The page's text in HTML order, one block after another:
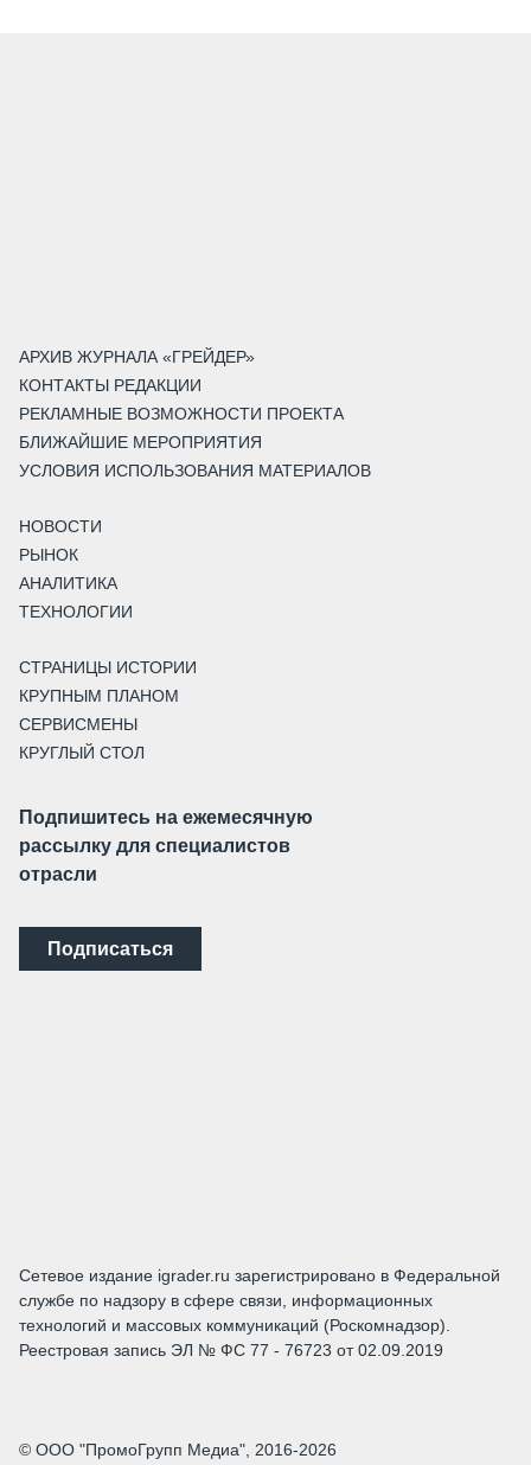
АРХИВ ЖУРНАЛА «ГРЕЙДЕР»
КОНТАКТЫ РЕДАКЦИИ
РЕКЛАМНЫЕ ВОЗМОЖНОСТИ ПРОЕКТА
БЛИЖАЙШИЕ МЕРОПРИЯТИЯ
УСЛОВИЯ ИСПОЛЬЗОВАНИЯ МАТЕРИАЛОВ
НОВОСТИ
РЫНОК
АНАЛИТИКА
ТЕХНОЛОГИИ
СТРАНИЦЫ ИСТОРИИ
КРУПНЫМ ПЛАНОМ
СЕРВИСМЕНЫ
КРУГЛЫЙ СТОЛ
Подпишитесь на ежемесячную
рассылку для специалистов
отрасли
Подписаться
Сетевое издание igrader.ru зарегистрировано в Федеральной
службе по надзору в сфере связи, информационных
технологий и массовых коммуникаций (Роскомнадзор).
Реестровая запись ЭЛ № ФС 77 - 76723 от 02.09.2019
© ООО "ПромоГрупп Медиа", 2016-2026